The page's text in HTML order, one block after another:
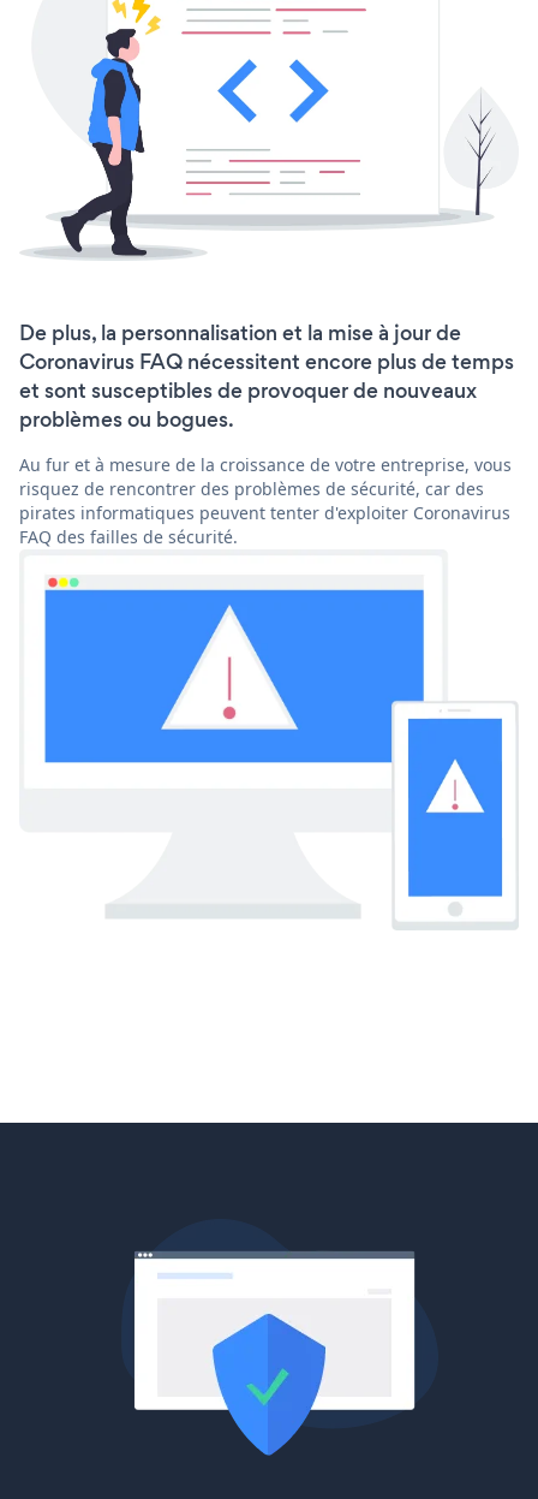
De plus, la personnalisation et la mise à jour de
Coronavirus FAQ nécessitent encore plus de temps
et sont susceptibles de provoquer de nouveaux
problèmes ou bogues.
Au fur et à mesure de la croissance de votre entreprise, vous
risquez de rencontrer des problèmes de sécurité, car des
pirates informatiques peuvent tenter d'exploiter Coronavirus
FAQ des failles de sécurité.